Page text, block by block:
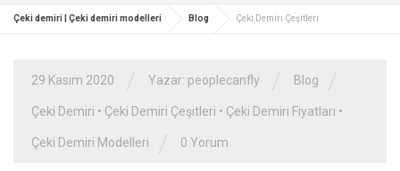
Çeki demiri | Çeki demiri modelleri Blog Çeki Demiri Çeşitleri
29 Kasım 2020 Yazar: peoplecanfly Blog
Çeki Demiri • Çeki Demiri Çeşitleri • Çeki Demiri Fiyatları •
Çeki Demiri Modelleri 0 Yorum